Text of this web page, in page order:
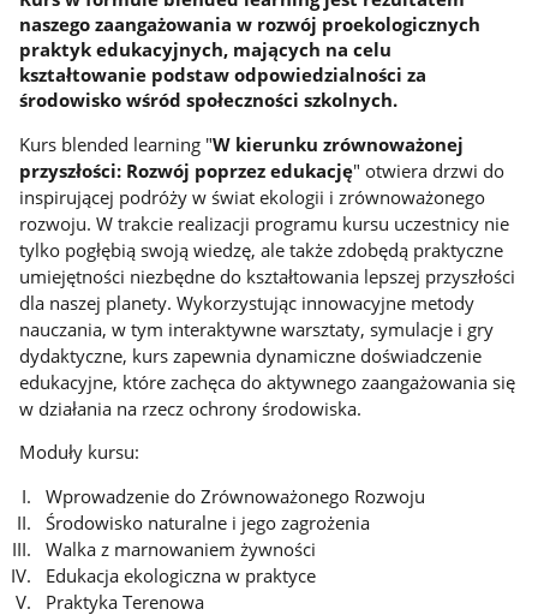
naszego zaangażowania w rozwój proekologicznych
praktyk edukacyjnych, mających na celu
kształtowanie podstaw odpowiedzialności za
środowisko wśród społeczności szkolnych.
Kurs blended learning "W kierunku zrównoważonej
przyszłości: Rozwój poprzez edukację" otwiera drzwi do
inspirującej podróży w świat ekologii i zrównoważonego
rozwoju. W trakcie realizacji programu kursu uczestnicy nie
tylko pogłębią swoją wiedzę, ale także zdobędą praktyczne
umiejętności niezbędne do kształtowania lepszej przyszłości
dla naszej planety. Wykorzystując innowacyjne metody
nauczania, w tym interaktywne warsztaty, symulacje i gry
dydaktyczne, kurs zapewnia dynamiczne doświadczenie
edukacyjne, które zachęca do aktywnego zaangażowania się
w działania na rzecz ochrony środowiska.
Moduły kursu:
Wprowadzenie do Zrównoważonego Rozwoju
Środowisko naturalne i jego zagrożenia
Walka z marnowaniem żywności
Edukacja ekologiczna w praktyce
Praktyka Terenowa